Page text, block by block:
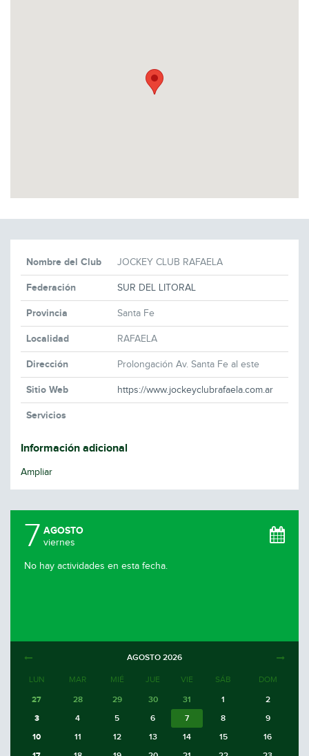
Nombre del Club JOCKEY CLUB RAFAELA
Federación SUR DEL LITORAL
Provincia Santa Fe
Localidad RAFAELA
Dirección Prolongación Av. Santa Fe al este
Sitio Web https://www.jockeyclubrafaela.com.ar
Servicios
Información adicional
Ampliar
7 AGOSTO
viernes
No hay actividades en esta fecha.
AGOSTO 2026
LUN MAR MIÉ JUE VIE SÁB DOM
27 28 29 30 31 1
2
3
4 5 6 7 8
9
10
11 12 13 14 15
16